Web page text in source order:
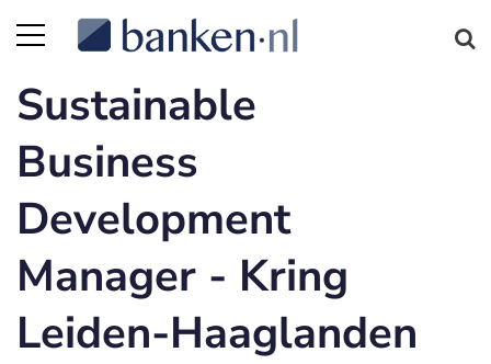
Sustainable
Business
Development
Manager - Kring
Leiden-Haaglanden